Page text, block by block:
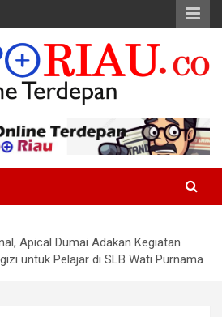
Apical Dumai Adakan Kegiatan
untuk Pelajar di SLB Wati Purnama